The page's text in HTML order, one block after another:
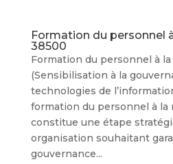
Formation du personnel
38500
Formation du personnel à
(Sensibilisation à la
technologies de
formation du personnel à la
constitue une étape
organisation souhaitant
gouvernance...